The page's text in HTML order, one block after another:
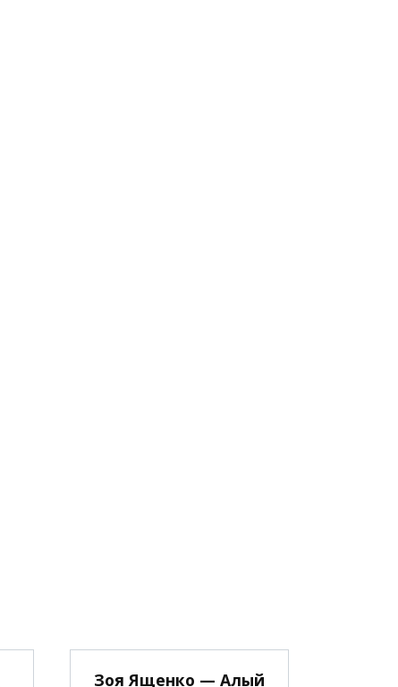
Зоя Ященко — Алый